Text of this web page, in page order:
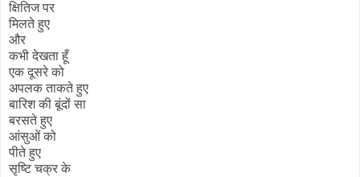
क्षितिज पर
मिलते हुए
और
कभी देखता हूँ
एक दूसरे को
अपलक ताकते हुए
बारिश की बूंदों सा
बरसते हुए
आंसुओं को
पीते हुए
सृष्टि चक्र के